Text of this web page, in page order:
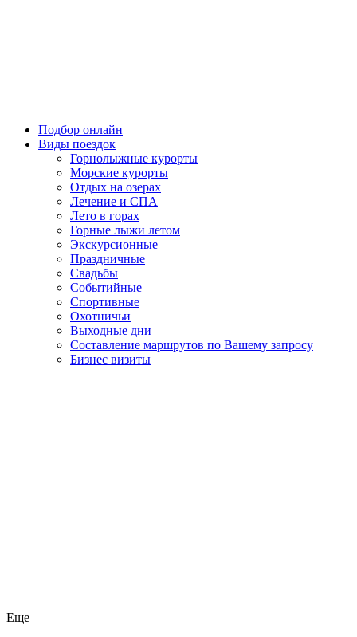
Подбор онлайн
Виды поездок
Горнолыжные курорты
Морские курорты
Отдых на озерах
Лечение и СПА
Лето в горах
Горные лыжи летом
Экскурсионные
Праздничные
Свадьбы
Событийные
Спортивные
Охотничьи
Выходные дни
Составление маршрутов по Вашему запросу
Бизнес визиты
Еще